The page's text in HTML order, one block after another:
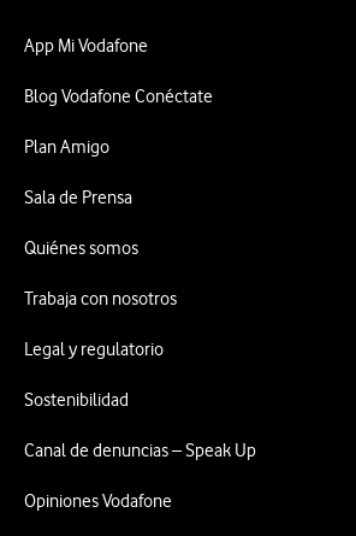
App Mi Vodafone
Blog Vodafone Conéctate
Plan Amigo
Sala de Prensa
Quiénes somos
Trabaja con nosotros
Legal y regulatorio
Sostenibilidad
Canal de denuncias – Speak Up
Opiniones Vodafone